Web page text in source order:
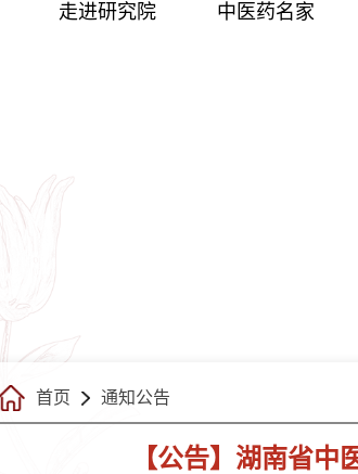
走进研究院 中医药名家
首页 通知公告
【公告】湖南省